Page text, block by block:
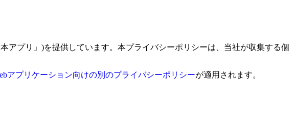
本アプリ」)を提供しています。本プライバシーポリシーは、当社が収集する個
アプリケーション向けの別のプライバシーポリシーが適用されます。